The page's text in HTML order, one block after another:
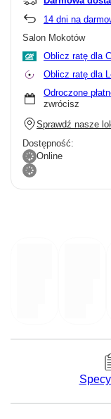
14 dni na
Salon Mokotów
Oblicz ratę dla
Oblicz ratę dla
Odroczone
zwrócisz
Sprawdź nasze
Dostępność:
Online